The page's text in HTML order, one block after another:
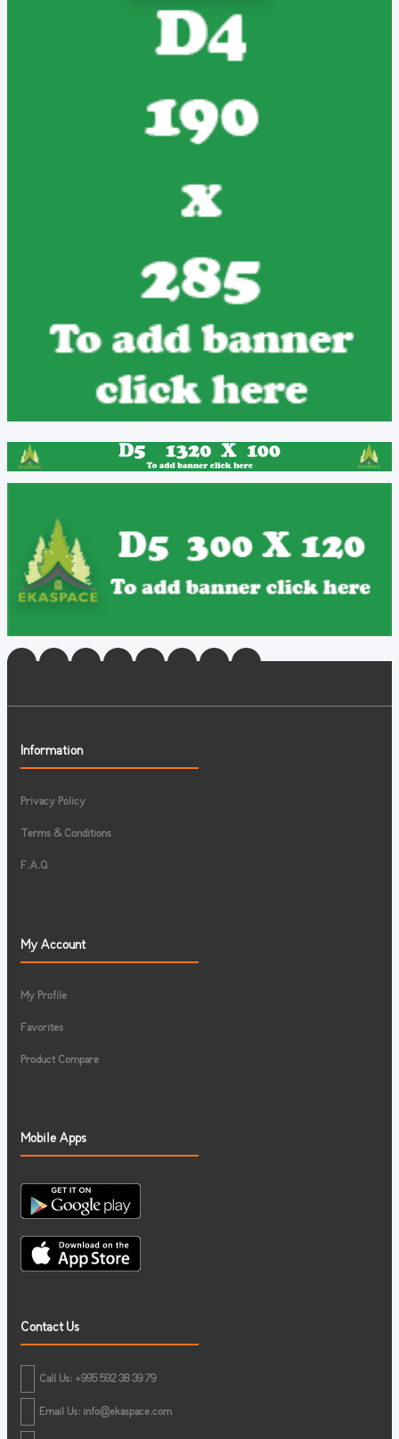
Information
Privacy Policy
Terms & Conditions
F.A.Q
My Account
My Profile
Favorites
Product Compare
Mobile Apps
Contact Us
Call Us: +995 592 38 39 79
Email Us: info@ekaspace.com